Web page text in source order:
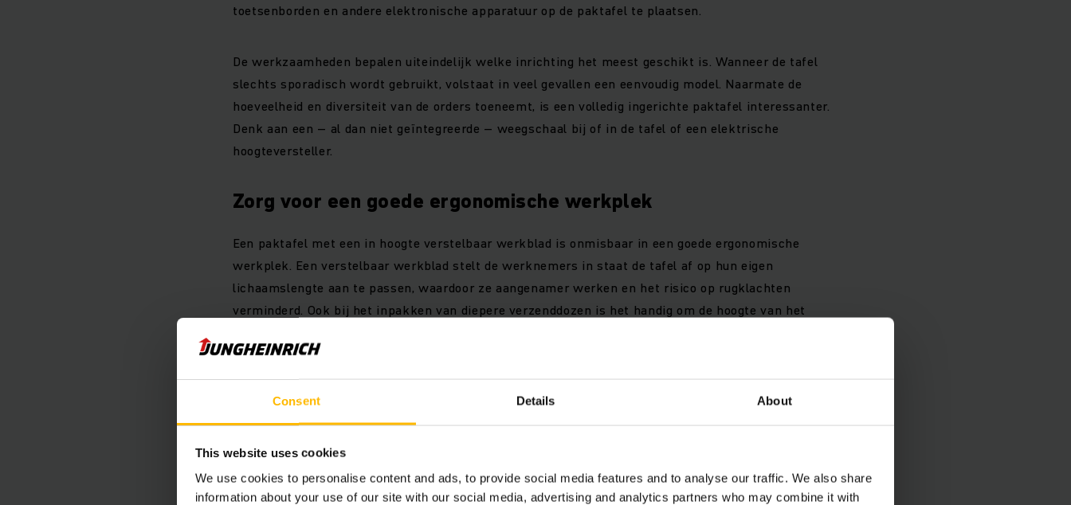
Consent Details About
This website uses cookies
We use cookies to personalise content and ads, to provide social media features and to analyse our traffic. We also share
information about your use of our site with our social media, advertising and analytics partners who may combine it with
toetsenborden en andere elektronische apparatuur op de paktafel te plaatsen.
De werkzaamheden bepalen uiteindelijk welke inrichting het meest geschikt is. Wanneer de tafel
slechts sporadisch wordt gebruikt, volstaat in veel gevallen een eenvoudig model. Naarmate de
hoeveelheid en diversiteit van de orders toeneemt, is een volledig ingerichte paktafel interessanter.
Denk aan een – al dan niet geïntegreerde – weegschaal bij of in de tafel of een elektrische
hoogteversteller.
Zorg voor een goede ergonomische werkplek
Een paktafel met een in hoogte verstelbaar werkblad is onmisbaar in een goede ergonomische
werkplek. Een verstelbaar werkblad stelt de werknemers in staat de tafel af op hun eigen
lichaamslengte aan te passen, waardoor ze aangenamer werken en het risico op rugklachten
verminderd. Ook bij het inpakken van diepere verzenddozen is het handig om de hoogte van het
bediende systemen beschikbaar.
Zorgeloze inzet
Let bij de aanschaf van een paktafel op de inrichting van de paktafel, de uitvoering en het
draagvermogen van de tafel. Een goede paktafel is niet alleen flexibel in te richten, maar ook solide.
Dan blijft een duurzame inzet op de lange termijn gewaarborgd.